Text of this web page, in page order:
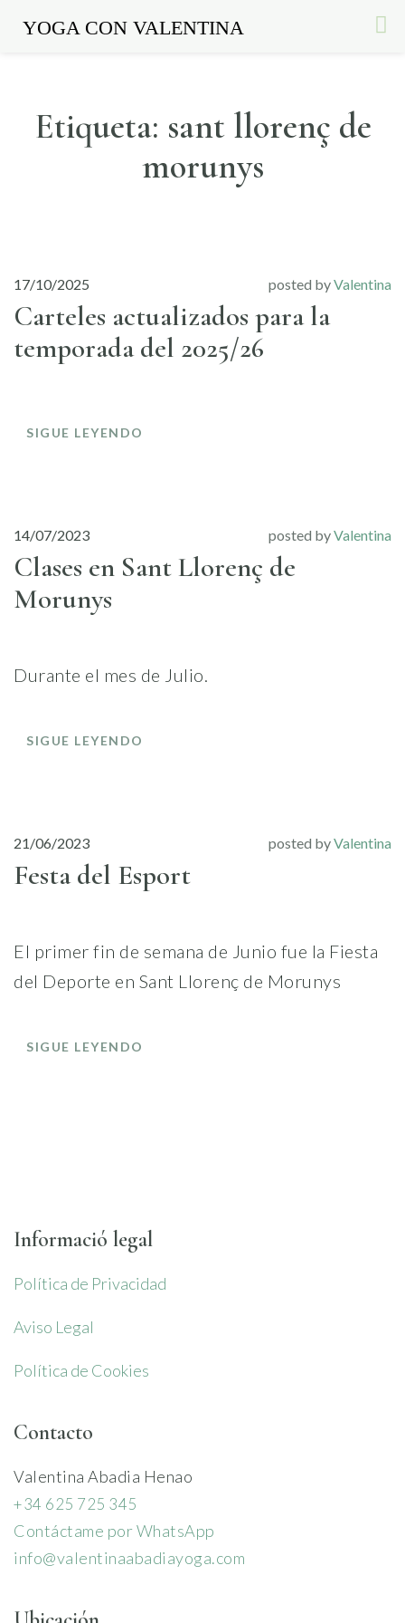
Etiqueta: sant llorenç de
morunys
17/10/2025 posted byValentina
Carteles actualizados para la
temporada del 2025/26
SIGUE LEYENDO
14/07/2023 posted byValentina
Clases en Sant Llorenç de
Morunys
Durante el mes de Julio.
SIGUE LEYENDO
21/06/2023 posted byValentina
Festa del Esport
El primer fin de semana de Junio fue la Fiesta
del Deporte en Sant Llorenç de Morunys
SIGUE LEYENDO
Informació legal
Política de Privacidad
Aviso Legal
Política de Cookies
Contacto
Valentina Abadia Henao
+34 625 725 345
Contáctame por WhatsApp
info@valentinaabadiayoga.com
YOGA CON VALENTINA